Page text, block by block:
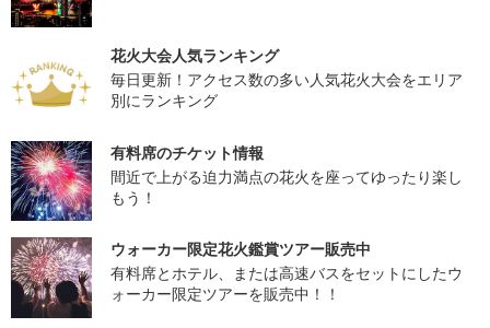
花火大会人気ランキング
毎日更新！アクセス数の多い人気花火大会をエリア
別にランキング
有料席のチケット情報
間近で上がる迫力満点の花火を座ってゆったり楽し
もう！
ウォーカー限定花火鑑賞ツアー販売中
有料席とホテル、または高速バスをセットにしたウ
ォーカー限定ツアーを販売中！！